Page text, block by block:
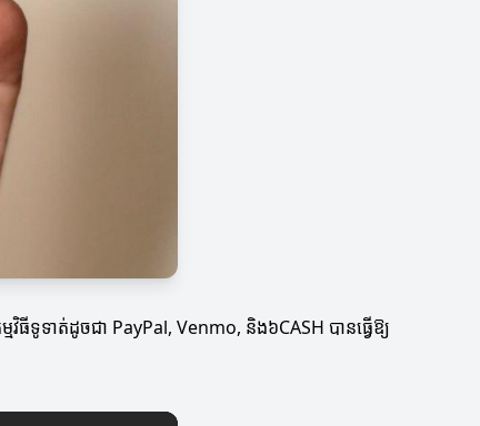
មវិធីទូទាត់ដូចជា PayPal, Venmo, និង៦CASH បានធ្វើឱ្យ